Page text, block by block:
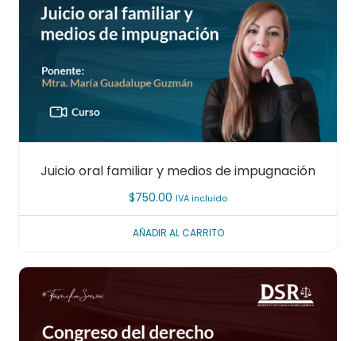
Juicio oral familiar y medios de impugnación
$750.00 IVA incluido
AÑADIR AL CARRITO